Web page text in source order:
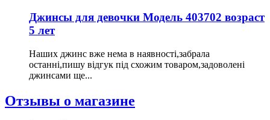
Джинсы для девочки Модель 403702 возраст
5 лет
Наших джинс вже нема в наявності,забрала
останні,пишу відгук під схожим товаром,задоволені
джинсами ще...
Отзывы о магазине